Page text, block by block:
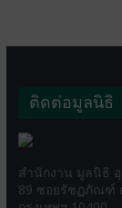
ติดต่อมูลนิธิ
สำนักงาน มูลนิธิ
89 ซอยรัชฏภัณฑ์